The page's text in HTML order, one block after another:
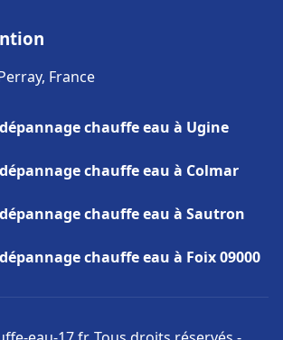
France
chauffe eau à Ugine
chauffe eau à Colmar
chauffe eau à Sautron
chauffe eau à Foix 09000